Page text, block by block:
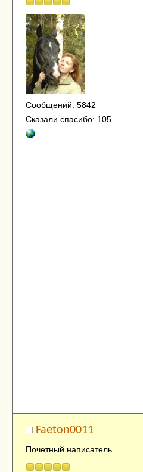
Сообщений: 5842
Сказали спасибо: 105
Faeton0011
Почетный написатель